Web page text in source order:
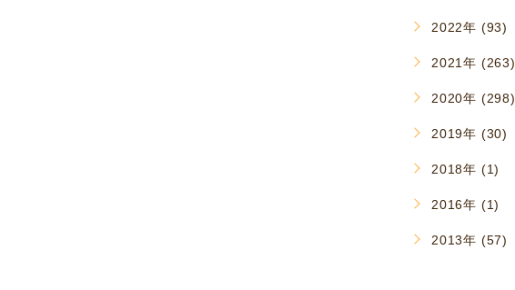
2022年 (93)
2021年 (263)
2020年 (298)
2019年 (30)
2018年 (1)
2016年 (1)
2013年 (57)